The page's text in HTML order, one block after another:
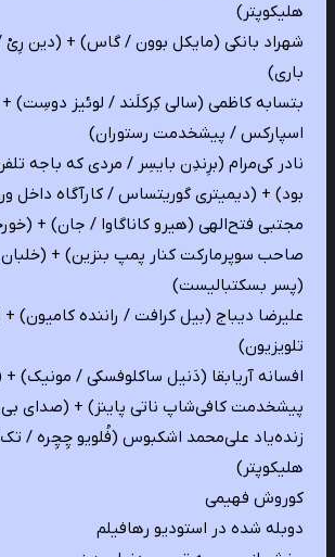
هلیکوپتر)
شهراد بانکی (مایکل بوون / گاس) + (دین رِیْ /
باری)
بتسابه کاظمی (سالی کِرکلَند / لوئیز دوسِت) +
اسپارکس / پیشخدمت رستوران)
نادر کی‌مرام (برِندِن بایسِر / مردی که باجه‌ تلفن
بود) + (دیمیتری گوریتساس / کارآگاه داخل
مجتبی فتح‌الهی (هیرو کاناگاوا / جان) +
صاحب سوپرمارکت کنار پمپ بنزین) + (خلبان
(پسر بسکتبالیست)
علیرضا دیباج (بیل کرافت / راننده کامیون) +
تلویزیون)
افسانه آریابقا (دَنیل ساکلوفسکی / مونیک) +
پیشخدمت کافی‌شاپ ناتی پاینز) + (صدای
زنده‌یاد علی‌محمد اشکبوس (فُلویو چِچِره /
هلیکوپتر)
کوروش فهیمی
دوبله شده در استودیو رهافیلم